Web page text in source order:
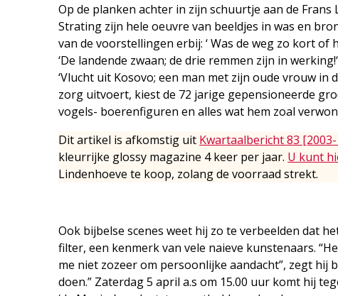
Op de planken achter in zijn schuurtje aan de
Strating zijn hele oeuvre van beeldjes in was en
van de voorstellingen erbij: ‘ Was de weg zo kort of
‘De landende zwaan; de drie remmen zijn in
‘Vlucht uit Kosovo; een man met zijn oude vrouw
zorg uitvoert, kiest de 72 jarige gepensioneerde
vogels- boerenfiguren en alles wat hem zoal
Dit artikel is afkomstig uit Kwartaalbericht 83
kleurrijke glossy magazine 4 keer per jaar. U kunt
Lindenhoeve te koop, zolang de voorraad strekt.
Ook bijbelse scenes weet hij zo te verbeelden dat
filter, een kenmerk van vele naieve kunstenaars.
me niet zozeer om persoonlijke aandacht”, zegt hij
doen.” Zaterdag 5 april a.s om 15.00 uur komt hij